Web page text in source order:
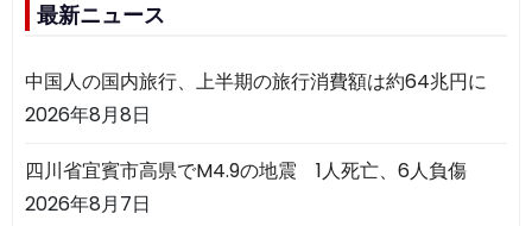
最新ニュース
中国人の国内旅行、上半期の旅行消費額は約64兆円に
2026年8月8日
四川省宜賓市高県でM4.9の地震 1人死亡、6人負傷
2026年8月7日